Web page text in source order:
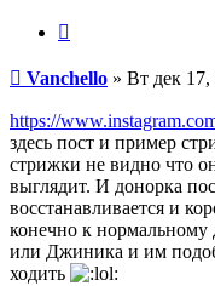
Сообщение
Vanchello » Вт дек 17,
https://
здесь пост и пример
стрижки не видно что
выглядит. И донорка
восстанавливается и
конечно к нормальному
или Джиника и им
ходить